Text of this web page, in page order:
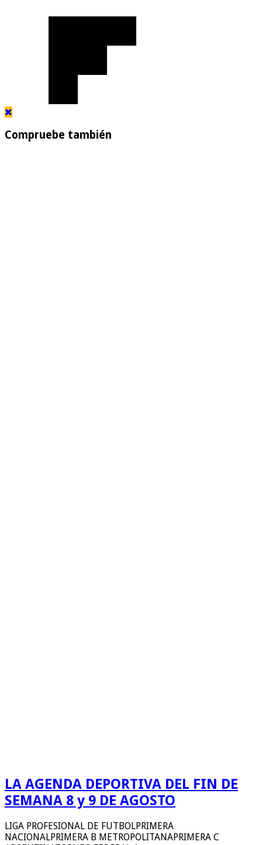
Compruebe también
LA AGENDA DEPORTIVA DEL FIN DE
SEMANA 8 y 9 DE AGOSTO
LIGA PROFESIONAL DE FUTBOLPRIMERA
NACIONALPRIMERA B METROPOLITANAPRIMERA C